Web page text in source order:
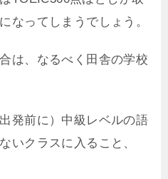
なってしまうでしょう。
は、なるべく田舎の学校
発前に）中級レベルの語
いクラスに入ること、